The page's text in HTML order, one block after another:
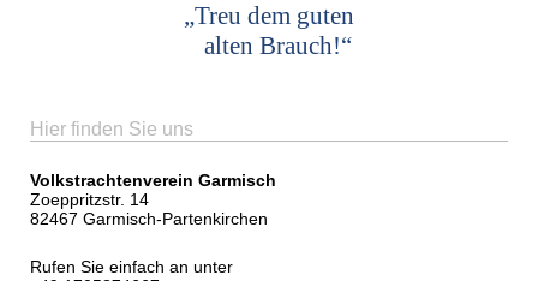
„Treu dem guten
alten Brauch!“
Hier finden Sie uns
Volkstrachtenverein Garmisch
Zoeppritzstr. 14
82467 Garmisch-Partenkirchen
Rufen Sie einfach an unter